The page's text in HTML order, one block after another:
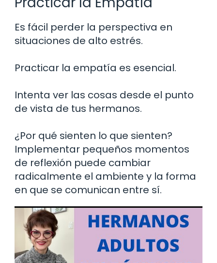
Es fácil perder la perspectiva en
situaciones de alto estrés.
Practicar la empatía es esencial.
Intenta ver las cosas desde el punto
de vista de tus hermanos.
¿Por qué sienten lo que sienten?
Implementar pequeños momentos
de reflexión puede cambiar
radicalmente el ambiente y la forma
en que se comunican entre sí.